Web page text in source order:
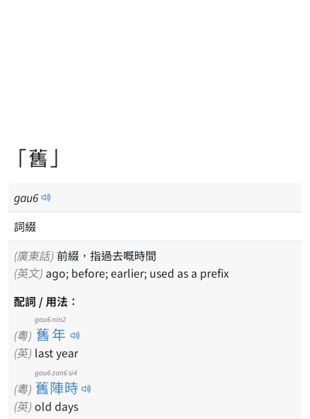
「舊」
gau6
詞綴
(廣東話) 前綴，指過去嘅時間
(英文) ago; before; earlier; used as a prefix
配詞 / 用法：
(粵) 舊年
gau6 nin2
(英) last year
(粵) 舊陣時
gau6 zan6 si4
(英) old days